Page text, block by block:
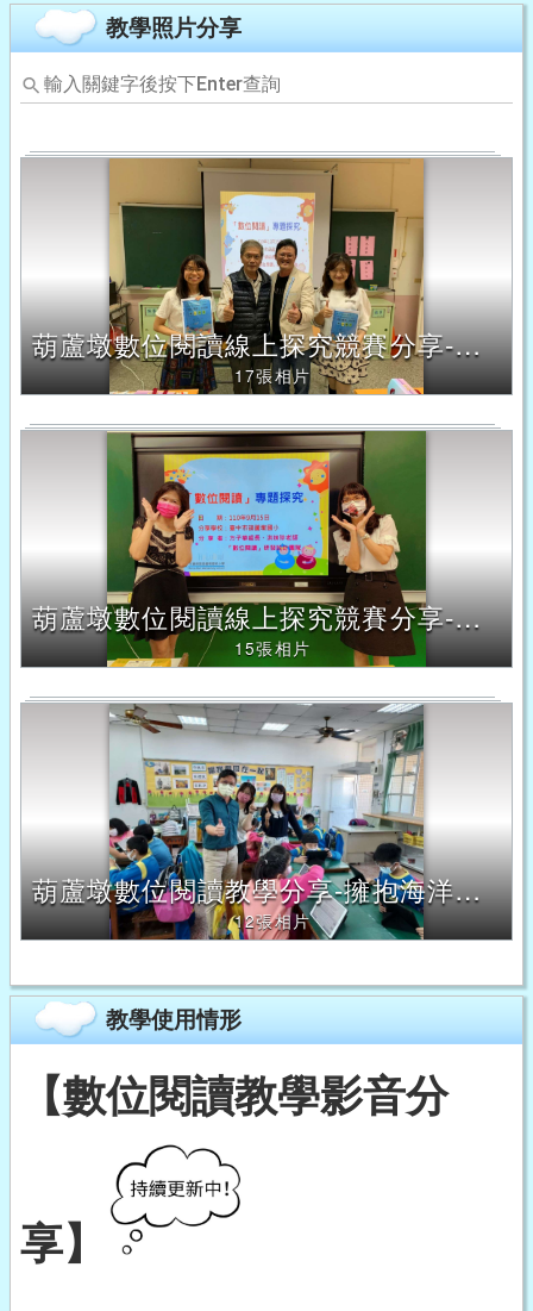
教學照片分享
輸
入
鍵
查
詢，
下
方
內
容
葫蘆墩數位閱讀線上探究競賽分享-以家鄉行腳及擁抱海洋為題與僑美國小分享
17張相片
葫蘆墩數位閱讀線上探究競賽分享-以家鄉行腳為題與育英國小分享
15張相片
葫蘆墩數位閱讀教學分享-擁抱海洋及認識離島
12張相片
教學使用情形
【數位閱讀教學影音分
享】